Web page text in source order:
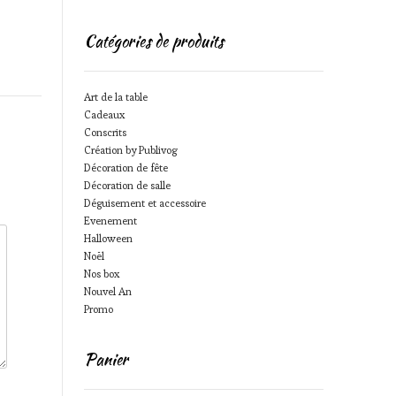
Catégories de produits
Art de la table
Cadeaux
Conscrits
Création by Publivog
Décoration de fête
Décoration de salle
Déguisement et accessoire
Evenement
Halloween
Noël
Nos box
Nouvel An
Promo
Panier